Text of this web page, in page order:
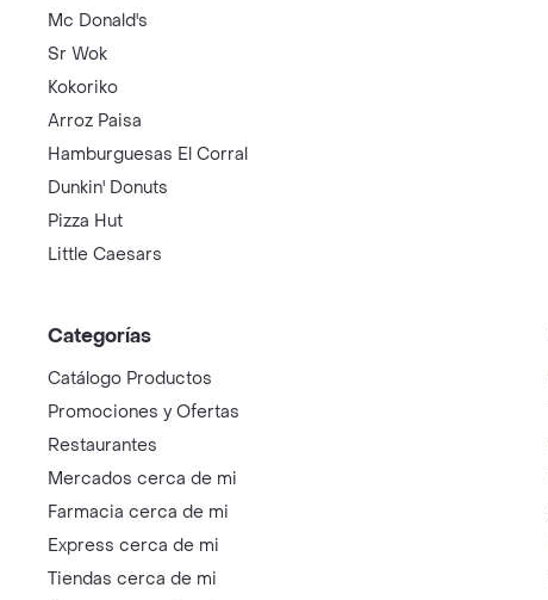
Mc Donald's
Sr Wok
Kokoriko
Arroz Paisa
Hamburguesas El Corral
Dunkin' Donuts
Pizza Hut
Little Caesars
Categorías
Catálogo Productos
Promociones y Ofertas
Restaurantes
Mercados cerca de mi
Farmacia cerca de mi
Express cerca de mi
Tiendas cerca de mi